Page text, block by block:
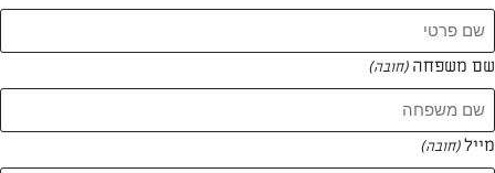
המתכונים של
1 מתכונים
שם משפחה (חובה)
מייל(חובה)